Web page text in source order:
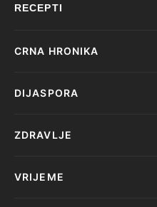
RECEPTI
CRNA HRONIKA
DIJASPORA
ZDRAVLJE
VRIJEME